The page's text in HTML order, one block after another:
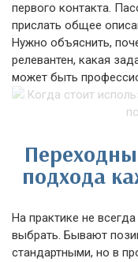
первого контакта.
прислать общее
Нужно объяснить,
релевантен, какая
может быть
подхода
На практике не
выбрать. Бывают
стандартными, но в